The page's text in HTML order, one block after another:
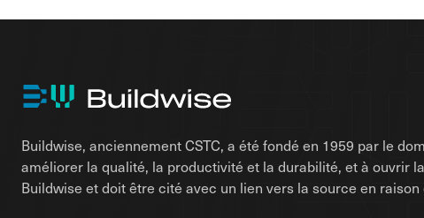
Buildwise, anciennement CSTC, a été fondé en 1959 par le
améliorer la qualité, la productivité et la durabilité, et à ouvrir
Buildwise et doit être cité avec un lien vers la source en